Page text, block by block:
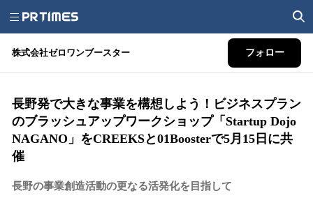
株式会社ゼロワンブースター フォロー
長野発で大きな事業を構想しよう！ビジネスプラン
のブラッシュアップワークショップ「Startup Dojo
NAGANO」をCREEKSと01Boosterで5月15日に共
催
長野の事業創造活動の更なる活発化を目指して